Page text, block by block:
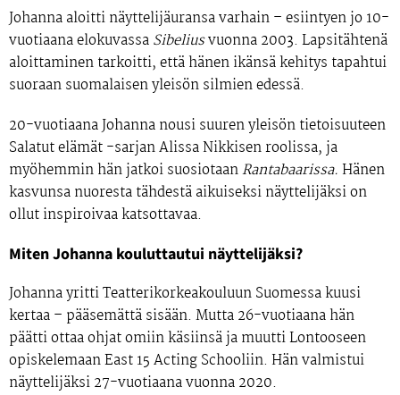
Johanna aloitti näyttelijäuransa varhain – esiintyen jo 10-
vuotiaanaelokuvassa Sibeliusvuonna 2003. Lapsitähtenä
aloittaminen tarkoitti, että hänen ikänsä kehitys tapahtui
suoraan suomalaisen yleisön silmien edessä.
20-vuotiaanaJohanna nousi suuren yleisön tietoisuuteen
Salatut elämät -sarjan Alissa Nikkisen roolissa, ja
myöhemmin hän jatkoi suosiotaanRantabaarissa. Hänen
kasvunsa nuoresta tähdestä aikuiseksi näyttelijäksi on
ollut inspiroivaa katsottavaa.
Miten Johanna kouluttautui näyttelijäksi?
Johanna yritti Teatterikorkeakouluun Suomessakuusi
kertaa – pääsemättä sisään. Mutta 26-vuotiaanahän
päätti ottaa ohjat omiin käsiinsä ja muutti Lontooseen
opiskelemaan East 15 Acting Schooliin. Hän valmistui
näyttelijäksi 27-vuotiaana vuonna 2020.